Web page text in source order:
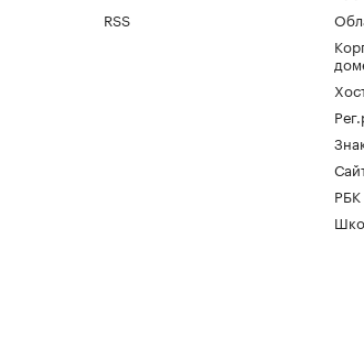
RSS